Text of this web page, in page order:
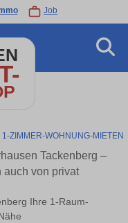
Job
1-ZIMMER-WOHNUNG-MIETEN
Tackenberg –
auch von privat
Ihre 1-Raum-